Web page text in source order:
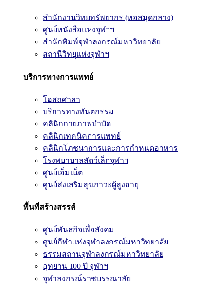
สำนักงานวิทยทรัพยากร (หอสมุดกลาง)
ศูนย์หนังสือแห่งจุฬาฯ
สำนักพิมพ์จุฬาลงกรณ์มหาวิทยาลัย
สถานีวิทยุแห่งจุฬาฯ
บริการทางการแพทย์
โอสถศาลา
บริการทางทันตกรรม
คลินิกกายภาพบำบัด
คลินิกเทคนิคการแพทย์
คลินิกโภชนาการและการกำหนดอาหาร
โรงพยาบาลสัตว์เล็กจุฬาฯ
ศูนย์เอ็มเน็ต
ศูนย์ส่งเสริมสุขภาวะผู้สูงอายุ
พื้นที่สร้างสรรค์
ศูนย์พันธกิจเพื่อสังคม
ศูนย์กีฬาแห่งจุฬาลงกรณ์มหาวิทยาลัย
ธรรมสถานจุฬาลงกรณ์มหาวิทยาลัย
อุทยาน 100 ปี จุฬาฯ
จุฬาลงกรณ์ราชบรรณาลัย